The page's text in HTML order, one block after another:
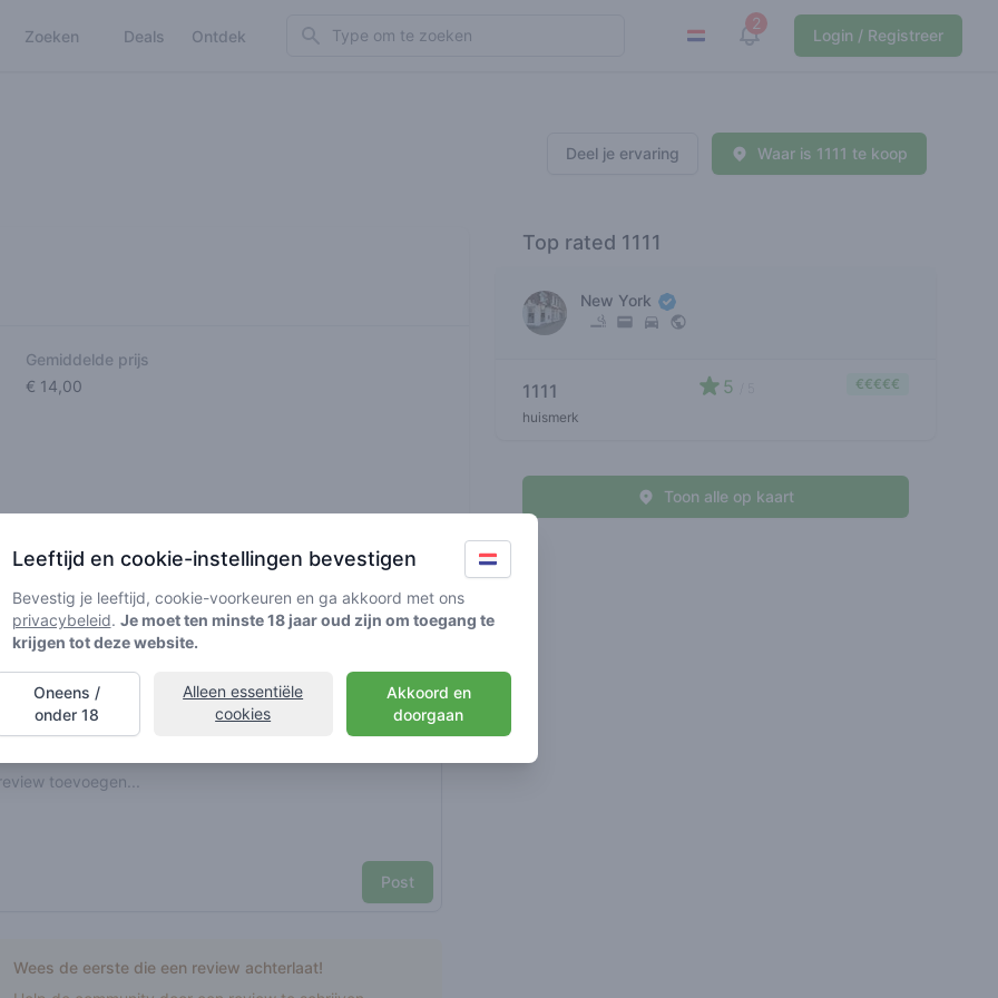
Zoeken Deals Ontdek Search 2
View notifications
Login / Registreer
Deel je ervaring Waar is 1111 te koop
Gemiddelde prijs
€ 14,00
door Greenmeister. Details kunnen per shop
cannabisgebruik
reviews
Je naam hier
review
Post
Wees de eerste die een review achterlaat!
Top rated 1111
New York
1111
huismerk
5 €€€€€
Toon alle op kaart
Leeftijd en cookie-instellingen bevestigen
Bevestig je leeftijd, cookie-voorkeuren en ga akkoord met ons
privacybeleid. Je moet ten minste 18 jaar oud zijn om toegang te
krijgen tot deze website.
Akkoord en
doorgaan
Alleen essentiële
cookies
Oneens /
onder 18